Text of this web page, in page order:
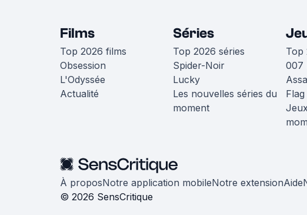
Films
Top 2026 films
Obsession
L'Odyssée
Actualité
Séries
Top 2026 séries
Spider-Noir
Lucky
Les nouvelles séries du
moment
Top
007
À proposNotre application mobileNotre extensionAide
© 2026 SensCritique